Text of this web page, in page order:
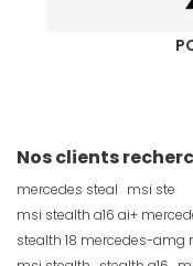
Nos clients
mercedes steal msi ste
msi stealth a16 ai+
stealth 18 mercedes-amg